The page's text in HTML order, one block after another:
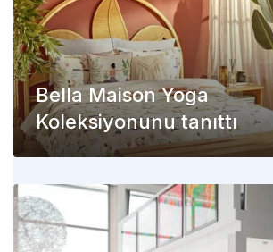
Bella Maison Yoga
Koleksiyonunu tanıttı